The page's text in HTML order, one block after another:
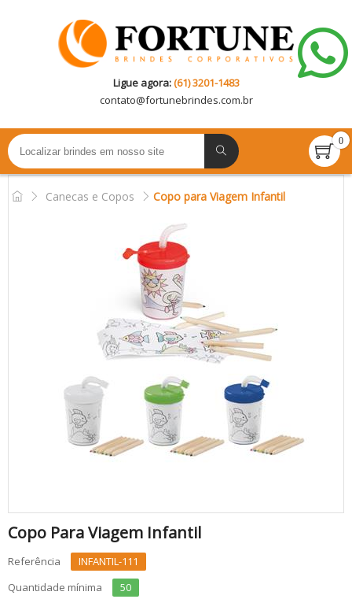
Ligue agora:(61) 3201-1483
contato@fortunebrindes.com.br
0
Canecas e Copos Copo para Viagem Infantil
Copo Para Viagem Infantil
Referência
INFANTIL-111
Quantidade mínima
50